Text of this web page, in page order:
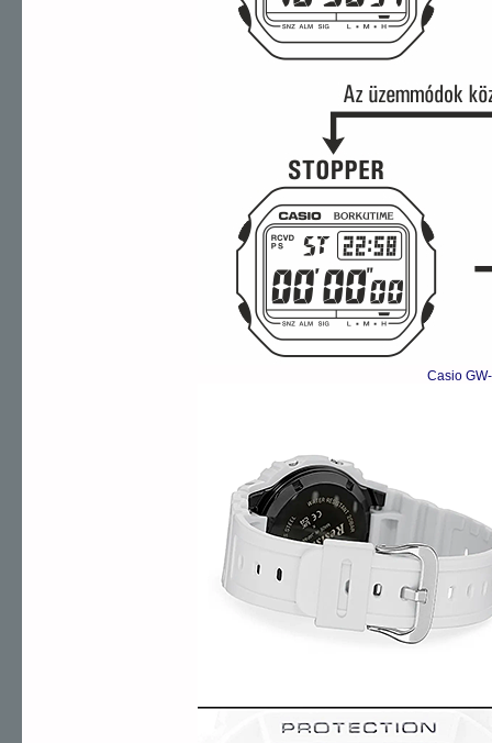
Casio